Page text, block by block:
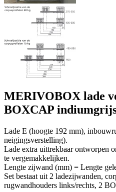
MERIVOBOX lade
BOXCAP
Lade E (hoogte 192 mm),
neigingsverstelling).
Lade extra uittrekbaar ontworpen
te vergemakkelijken.
Lengte zijwand (mm) = Lengte
Set bestaat uit 2 ladezijwanden,
rugwandhouders links/rechts, 2